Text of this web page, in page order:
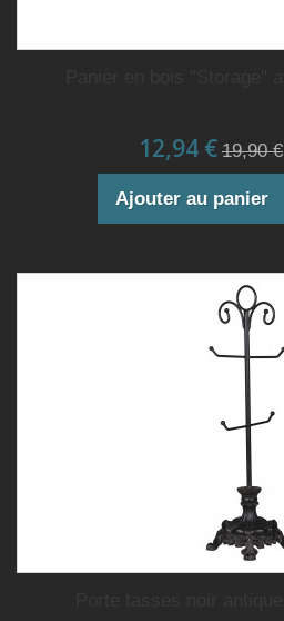
12,94 € 19,90 €
Ajouter au panier